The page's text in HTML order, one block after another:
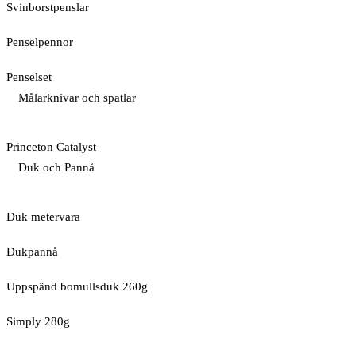
Svinborstpenslar
Penselpennor
Penselset
Målarknivar och spatlar
Princeton Catalyst
Duk och Pannå
Duk metervara
Dukpannå
Uppspänd bomullsduk 260g
Simply 280g